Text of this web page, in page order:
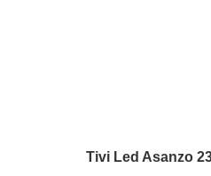
Tivi Led Asanzo